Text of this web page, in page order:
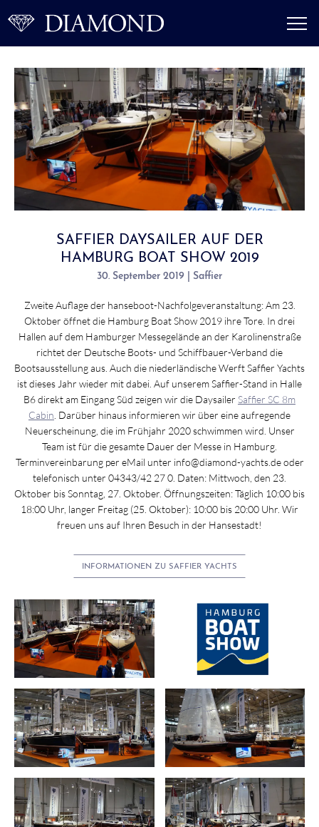
SAFFIER DAYSAILER AUF DER
HAMBURG BOAT SHOW 2019
30. September 2019 | Saffier
Zweite Auflage der hanseboot-Nachfolgeveranstaltung: Am 23.
Oktober öffnet die Hamburg Boat Show 2019 ihre Tore. In drei
Hallen auf dem Hamburger Messegelände an der Karolinenstraße
richtet der Deutsche Boots- und Schiffbauer-Verband die
Bootsausstellung aus. Auch die niederländische Werft Saffier Yachts
ist dieses Jahr wieder mit dabei. Auf unserem Saffier-Stand in Halle
B6 direkt am Eingang Süd zeigen wir die Daysailer Saffier SC 8m
Cabin . Darüber hinaus informieren wir über eine aufregende
Neuerscheinung, die im Frühjahr 2020 schwimmen wird. Unser
Team ist für die gesamte Dauer der Messe in Hamburg.
Terminvereinbarung per eMail unter info@diamond-yachts.de oder
telefonisch unter 04343/42 27 0. Daten: Mittwoch, den 23.
Oktober bis Sonntag, 27. Oktober. Öffnungszeiten: Täglich 10:00 bis
18:00 Uhr, langer Freitag (25. Oktober): 10:00 bis 20:00 Uhr. Wir
freuen uns auf Ihren Besuch in der Hansestadt!
INFORMATIONEN ZU SAFFIER YACHTS